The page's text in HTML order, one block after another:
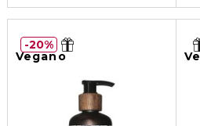
Vegano
20%